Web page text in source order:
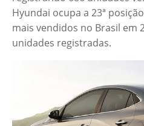
Hyundai ocupa a 23ª
mais vendidos no Brasil em
unidades registradas.